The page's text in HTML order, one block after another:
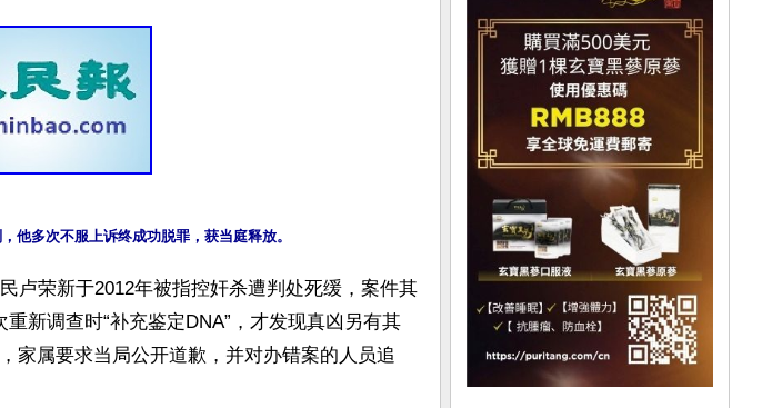
卢荣新于2012年被指控奸杀遭判处死缓，案件其
新调查时“补充鉴定DNA”，才发现真凶另有其
家属要求当局公开道歉，并对办错案的人员追